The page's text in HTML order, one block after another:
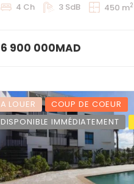
4 Ch 3 SdB 450 m2
6 900 000MAD
A LOUER
COUP DE COEUR
DISPONIBLE IMMÉDIATEMENT